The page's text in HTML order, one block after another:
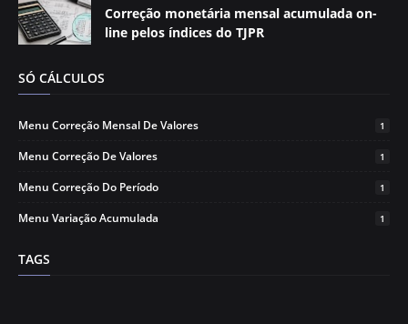
Correção monetária mensal acumulada on-
line pelos índices do TJPR
SÓ CÁLCULOS
Menu Correção Mensal De Valores 1
Menu Correção De Valores 1
Menu Correção Do Período 1
Menu Variação Acumulada 1
TAGS